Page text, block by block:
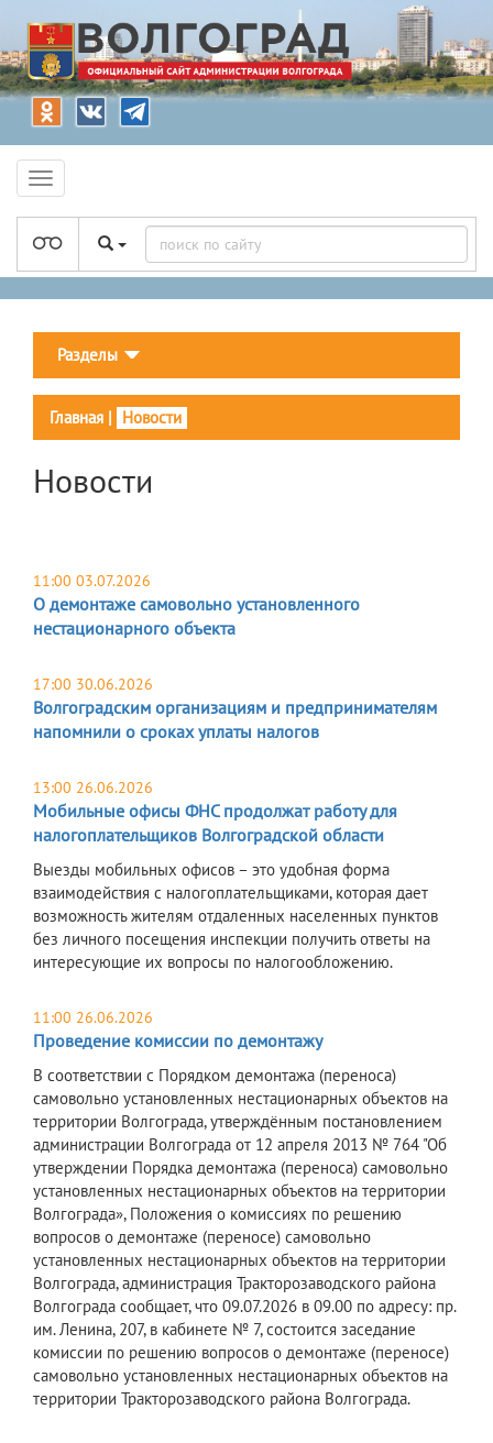
Разделы
Главная | Новости
Новости
11:00 03.07.2026
О демонтаже самовольно установленного
нестационарного объекта
17:00 30.06.2026
Волгоградским организациям и предпринимателям
напомнили о сроках уплаты налогов
13:00 26.06.2026
Мобильные офисы ФНС продолжат работу для
налогоплательщиков Волгоградской области
Выезды мобильных офисов – это удобная форма
взаимодействия с налогоплательщиками, которая дает
возможность жителям отдаленных населенных пунктов
без личного посещения инспекции получить ответы на
интересующие их вопросы по налогообложению.
11:00 26.06.2026
Проведение комиссии по демонтажу
В соответствии с Порядком демонтажа (переноса)
самовольно установленных нестационарных объектов на
территории Волгограда, утверждённым постановлением
администрации Волгограда от 12 апреля 2013 № 764 "Об
утверждении Порядка демонтажа (переноса) самовольно
установленных нестационарных объектов на территории
Волгограда», Положения о комиссиях по решению
вопросов о демонтаже (переносе) самовольно
установленных нестационарных объектов на территории
Волгограда, администрация Тракторозаводского района
Волгограда сообщает, что 09.07.2026 в 09.00 по адресу: пр.
им. Ленина, 207, в кабинете № 7, состоится заседание
комиссии по решению вопросов о демонтаже (переносе)
самовольно установленных нестационарных объектов на
территории Тракторозаводского района Волгограда.